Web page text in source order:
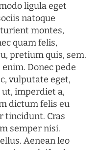
ligula eget
natoque
montes,
quam felis,
pretium quis, sem.
Donec pede
vulputate eget,
imperdiet a,
dictum felis eu
tincidunt. Cras
semper nisi.
Aenean leo